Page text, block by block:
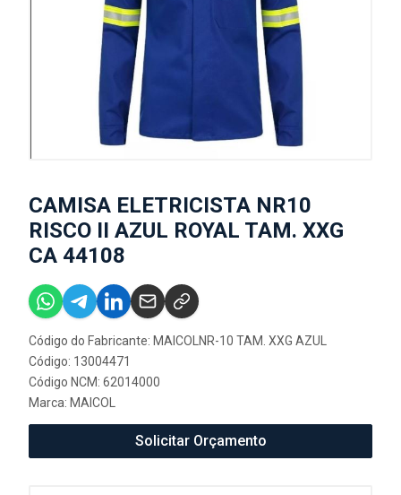
CAMISA ELETRICISTA NR10
RISCO II AZUL ROYAL TAM. XXG
CA 44108
Código do Fabricante: MAICOLNR-10 TAM. XXG AZUL
Código: 13004471
Código NCM: 62014000
Marca: MAICOL
Solicitar Orçamento